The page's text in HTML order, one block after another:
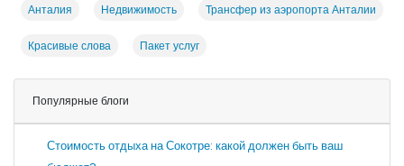
Анталия Недвижимость Трансфер из аэропорта Анталии
Красивые слова Пакет услуг
Популярные блоги
Стоимость отдыха на Сокотре: какой должен быть ваш